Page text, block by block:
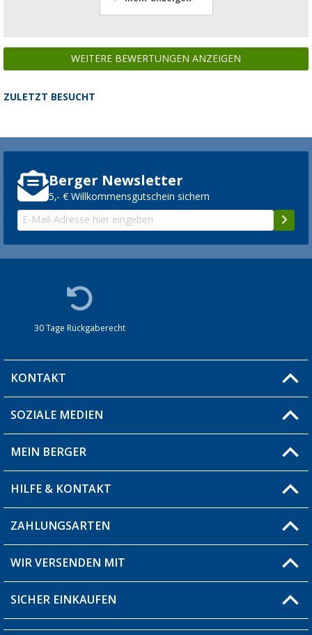
WEITERE BEWERTUNGEN ANZEIGEN
ZULETZT BESUCHT
Berger Newsletter
5,- € Willkommensgutschein sichern
30 Tage Rückgaberecht
KONTAKT
Du hast eine Frage?
Filiale finden
SOZIALE MEDIEN
MEIN BERGER
Blog
Produkttester
Über uns
HILFE & KONTAKT
Fragen & Antworten / FAQ
Versandinformationen
Bestellstatus
ZAHLUNGSARTEN
WIR VERSENDEN MIT
SICHER EINKAUFEN